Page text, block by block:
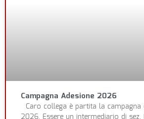
Campagna Adesione 2026
Caro collega è partita la campagna